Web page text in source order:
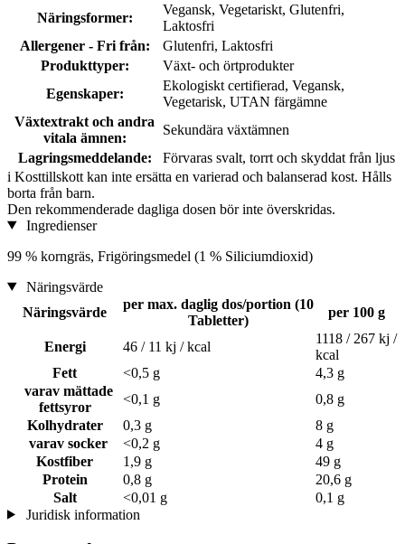
Näringsformer:
Vegansk, Vegetariskt, Glutenfri,
Laktosfri
Allergener - Fri från:
Glutenfri, Laktosfri
Produkttyper:
Växt- och örtprodukter
Egenskaper:
Ekologiskt certifierad, Vegansk,
Vegetarisk, UTAN färgämne
Växtextrakt och andra
vitala ämnen:
Sekundära växtämnen
Lagringsmeddelande:
Förvaras svalt, torrt och skyddat från ljus
i Kosttillskott kan inte ersätta en varierad och balanserad kost. Hålls
borta från barn.
Den rekommenderade dagliga dosen bör inte överskridas.
Ingredienser
99 % korngräs, Frigöringsmedel (1 % Siliciumdioxid)
Näringsvärde
Näringsvärde
per max. daglig dos/portion (10
Tabletter)
per 100 g
Energi 46 / 11 kj / kcal
1118 / 267 kj /
kcal
Fett
<0,5 g
4,3 g
varav mättade
fettsyror
<0,1 g
0,8 g
Kolhydrater
0,3 g
8 g
varav socker
<0,2 g
4 g
Kostfiber
1,9 g
49 g
Protein
0,8 g
20,6 g
Salt
<0,01 g
0,1 g
Juridisk information